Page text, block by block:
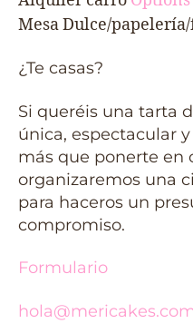
Mesa Dulce/
¿Te casas?
Si queréis una tarta
única, espectacular
más que ponerte en
organizaremos una
para haceros un
compromiso.
Formulario